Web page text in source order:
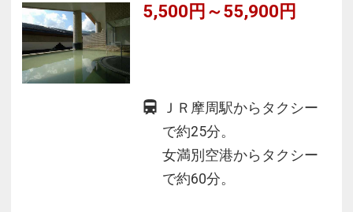
5,500円～55,900円
ＪＲ摩周駅からタクシー
で約25分。
女満別空港からタクシー
で約60分。